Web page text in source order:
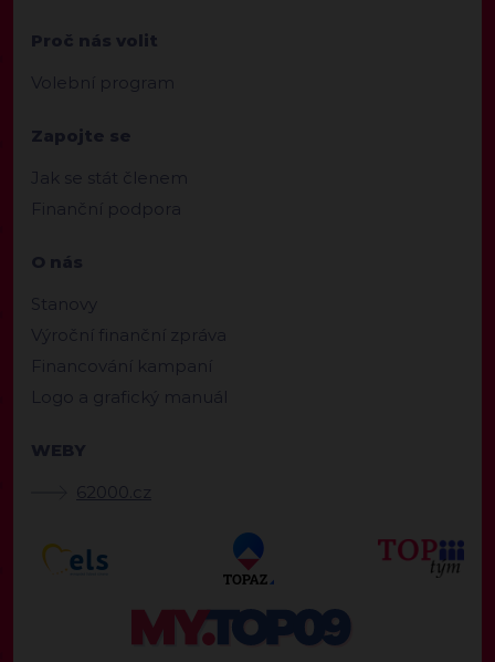
Proč nás volit
Volební program
Zapojte se
Jak se stát členem
Finanční podpora
O nás
Stanovy
Výroční finanční zpráva
Financování kampaní
Logo a grafický manuál
WEBY
62000.cz